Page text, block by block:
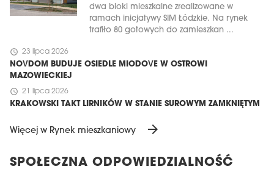
dwa bloki mieszkalne zrealizowane w
ramach inicjatywy SIM Łódzkie. Na rynek
trafiło 80 gotowych do zamieszkan ...
schedule 23 lipca 2026
NOVDOM BUDUJE OSIEDLE MIODOVE W OSTROWI
MAZOWIECKIEJ
schedule 21 lipca 2026
KRAKOWSKI TAKT LIRNIKÓW W STANIE SUROWYM ZAMKNIĘTYM
Więcej w Rynek mieszkaniowy arrow_forward
SPOŁECZNA ODPOWIEDZIALNOŚĆ